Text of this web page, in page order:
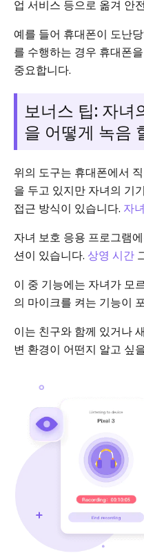
업 서비스 등으로 옮겨 안
예를 들어 휴대폰이 도난
를 수행하는 경우 휴대폰
중요합니다.
보너스 팁: 자녀
을 어떻게 녹음
위의 도구는 휴대폰에서
을 두고 있지만 자녀의 기
접근 방식이 있습니다. 자
자녀 보호 응용 프로그램
션이 있습니다. 상영 시간
이 중 기능에는 자녀가 모
의 마이크를 켜는 기능이
이는 친구와 함께 있거나
변 환경이 어떤지 알고 싶